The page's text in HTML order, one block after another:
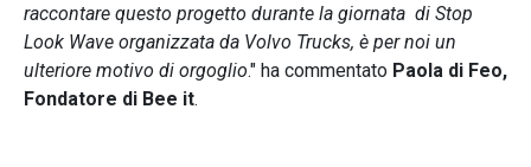
raccontare questo progetto durante la giornata di Stop
Look Wave organizzata da Volvo Trucks, è per noi un
ulteriore motivo di orgoglio." ha commentato Paola di Feo,
Fondatore di Bee it.